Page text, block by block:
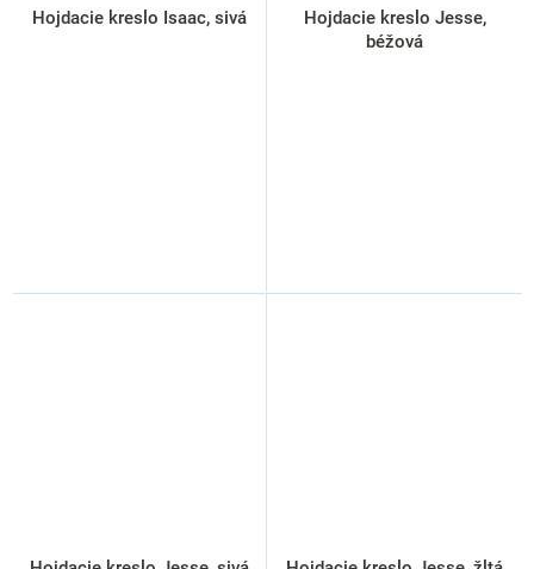
Hojdacie kreslo Isaac, sivá
Hojdacie kreslo Jesse,
béžová